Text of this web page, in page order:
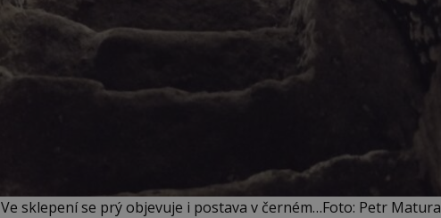
Ve sklepení se prý objevuje i postava v černém…Foto: Petr Matura